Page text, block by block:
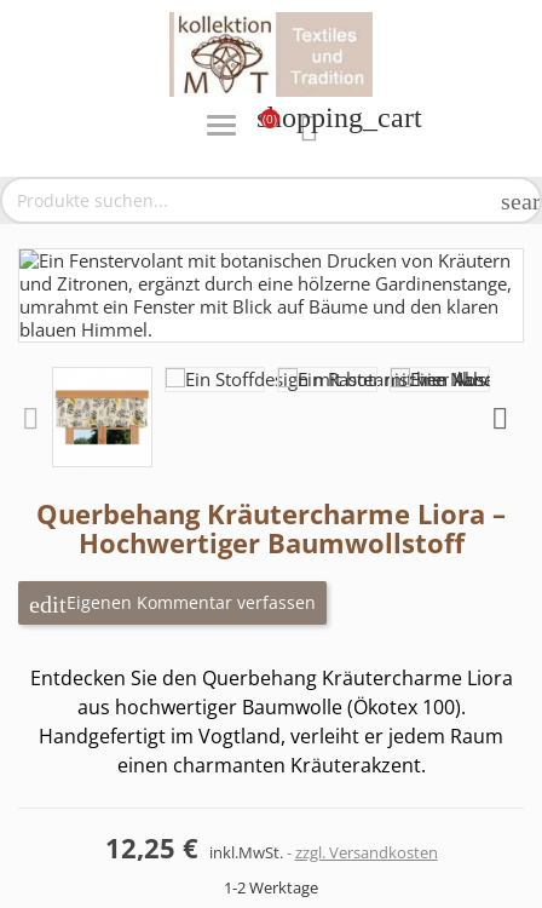
shopping_cart
(0) 
Querbehang Kräutercharme Liora –
Hochwertiger Baumwollstoff
Eigenen Kommentar verfassen
Entdecken Sie den Querbehang Kräutercharme Liora
aus hochwertiger Baumwolle (Ökotex 100).
Handgefertigt im Vogtland, verleiht er jedem Raum
einen charmanten Kräuterakzent.
12,25 € inkl.MwSt. zzgl. Versandkosten
1-2 Werktage